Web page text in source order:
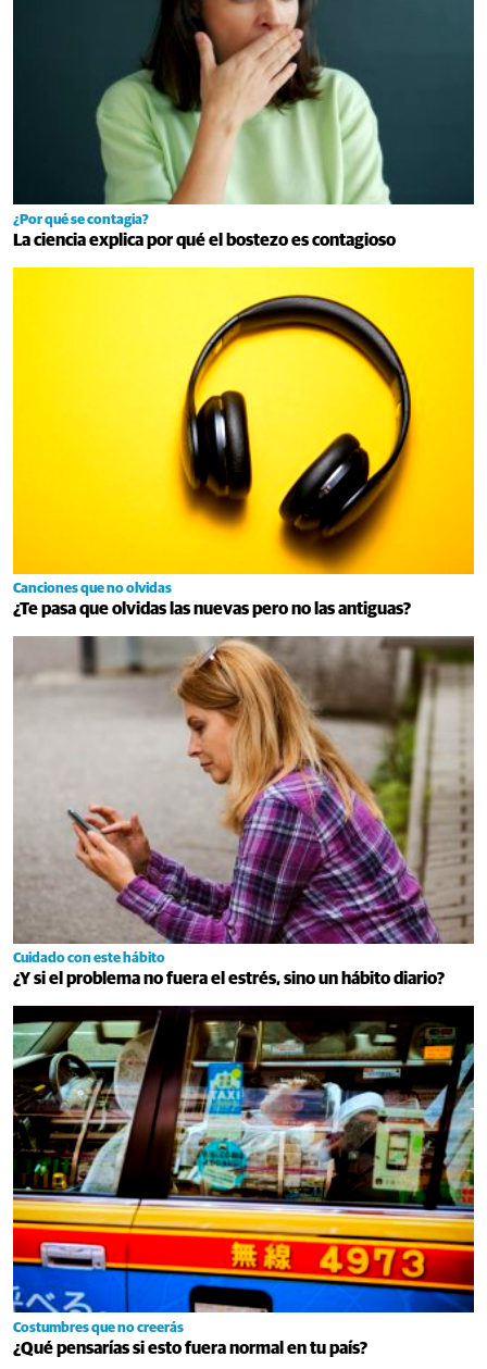
¿Por qué se contagia?
La ciencia explica por qué el bostezo es contagioso
Canciones que no olvidas
¿Te pasa que olvidas las nuevas pero no las antiguas?
Cuidado con este hábito
¿Y si el problema no fuera el estrés, sino un hábito diario?
Costumbres que no creerás
¿Qué pensarías si esto fuera normal en tu país?